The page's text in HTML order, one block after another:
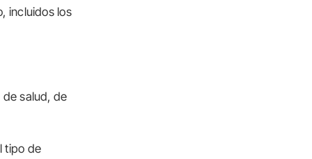
incluidos los
salud, de
tipo de